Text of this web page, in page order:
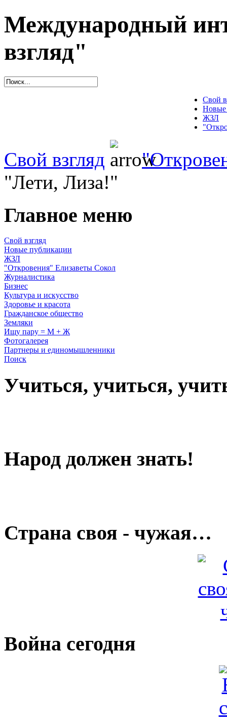
Международный
взгляд"
Свой
Новые
ЖЗЛ
Свой взгляд
"Лети, Лиза!"
Главное меню
Свой взгляд
Новые публикации
ЖЗЛ
"Откровения" Елизаветы Сокол
Журналистика
Бизнес
Культура и искусство
Здоровье и красота
Гражданское общество
Земляки
Ищу пару = М + Ж
Фотогалерея
Партнеры и единомышленники
Поиск
Учиться, учиться,
Народ должен знать!
Страна своя - чужая…
Война сегодня